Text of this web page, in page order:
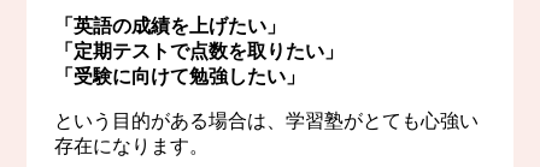
「英語の成績を上げたい」
「定期テストで点数を取りたい」
「受験に向けて勉強したい」
という目的がある場合は、学習塾がとても心強い
存在になります。